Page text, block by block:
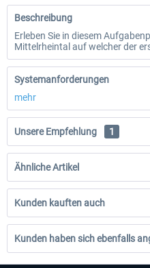
Beschreibung
Erleben Sie in diesem
Mittelrheintal auf welcher der
Systemanforderungen
mehr
Unsere Empfehlung 1
Ähnliche Artikel
Kunden kauften auch
Kunden haben sich ebenfalls